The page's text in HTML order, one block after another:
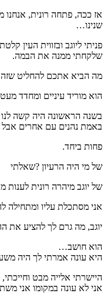
אז ככה, פתחה רונית,
שנינו…
פניתי ליוגב ובזווית העין
שלקחתי ממנה את הבמה.
מה הביא אתכם להחליט שזה
הוא מוריד עיניים ומחדד
בשנה הראשונה היה קשה לנו
באמת נהנים עם אחרים אבל
פחות ביחד.
של מי היה הרעיון ?שאלתי
של יוגב מיהרה רונית לענות
אני מסתכלת עליו ומתחילה
יוגב, מה גרם לך להציע את
הוא חושב…
היא עונה אמרתי לך היה
היישרתי אלייה מבט
אני לא עונה במקומו אני